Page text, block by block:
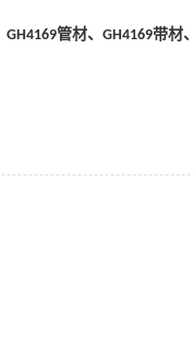
GH4169管材、 GH4169带材、